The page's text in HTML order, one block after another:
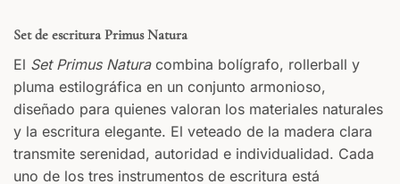
Set de escritura Primus Natura
El Set Primus Naturacombina bolígrafo, rollerball y
pluma estilográfica en un conjunto armonioso,
diseñado para quienes valoran los materiales naturales
y la escritura elegante. El veteado de la madera clara
transmite serenidad, autoridad e individualidad. Cada
uno de los tres instrumentos de escritura está